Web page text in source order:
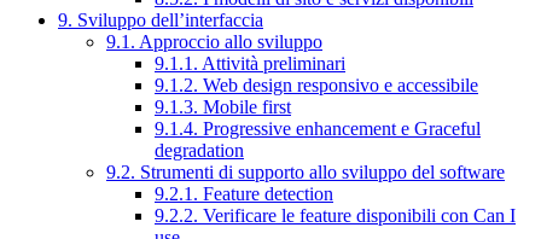
9. Sviluppo dell’interfaccia
9.1. Approccio allo sviluppo
9.1.1. Attività preliminari
9.1.2. Web design responsivo e accessibile
9.1.3. Mobile first
9.1.4. Progressive enhancement e Graceful
degradation
9.2. Strumenti di supporto allo sviluppo del software
9.2.1. Feature detection
9.2.2. Verificare le feature disponibili con Can I